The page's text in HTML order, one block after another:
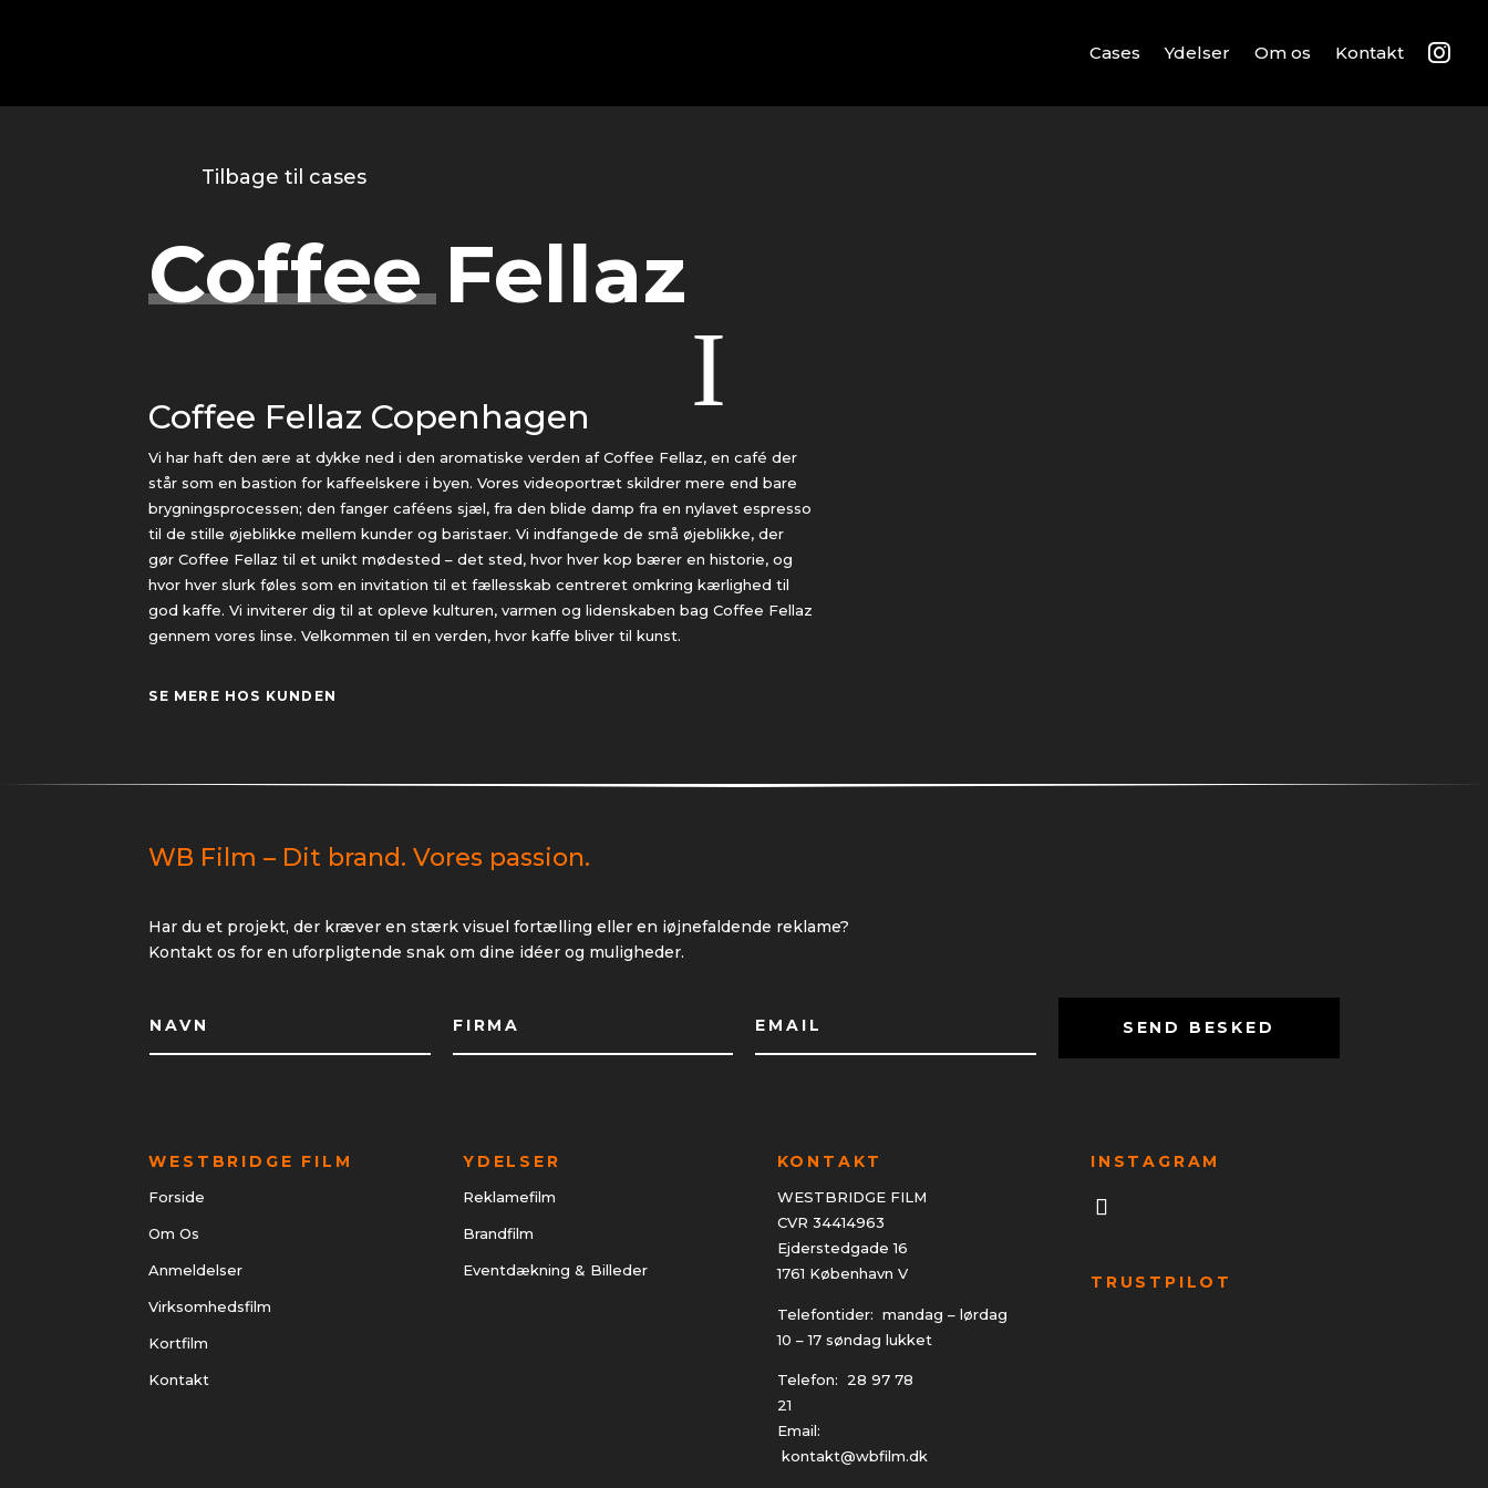
Cases Ydelser Om os Kontakt
Tilbage til cases
Coffee Fellaz
Coffee Fellaz Copenhagen
Vi harhaft den ære at dykke ned i den aromatiske verden af Coffee Fellaz, en café der
står som en bastion for kaffeelskere i byen. Vores videoportræt skildrer mere end bare
brygningsprocessen; den fanger caféens sjæl, fra den blide damp fra en nylavet espresso
til de stille øjeblikke mellem kunder og baristaer. Vi indfangede de små øjeblikke, der
gør Coffee Fellaz til et unikt mødested – det sted, hvor hver kop bærer en historie, og
hvor hver slurk føles som en invitation til et fællesskab centreret omkring kærlighed til
god kaffe. Vi inviterer dig til at opleve kulturen, varmen og lidenskaben bag Coffee Fellaz
gennem vores linse. Velkommen til en verden, hvor kaffe bliver til kunst.
SE MERE HOS KUNDEN
WB Film – Dit brand. Vores passion.
Har du et projekt, der kræver en stærk visuel fortælling eller en iøjnefaldende reklame?
Kontakt os for en uforpligtende snak om dine idéer og muligheder.
SEND BESKED
WESTBRIDGE FILM
Forside
Om Os
Anmeldelser
Virksomhedsfilm
Kortfilm
Kontakt
YDELSER
Reklamefilm
Brandfilm
Eventdækning & Billeder
KONTAKT
WESTBRIDGE FILM
CVR 34414963
Ejderstedgade 16
1761 København V
Telefontider: mandag – lørdag
10 – 17 søndag lukket
Telefon: 28 97 78
21
Email:
kontakt@wbfilm.dk
INSTAGRAM
TRUSTPILOT